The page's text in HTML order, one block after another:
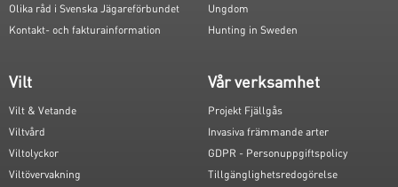
Olika råd i Svenska Jägareförbundet
Kontakt- och fakturainformation
Ungdom
Hunting in Sweden
Vilt
Vilt & Vetande
Viltvård
Viltolyckor
Viltövervakning
Vår verksamhet
Projekt Fjällgås
Invasiva främmande arter
GDPR - Personuppgiftspolicy
Tillgänglighetsredogörelse